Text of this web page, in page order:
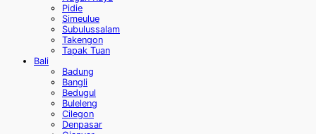
Pidie
Simeulue
Subulussalam
Takengon
Tapak Tuan
Bali
Badung
Bangli
Bedugul
Buleleng
Cilegon
Denpasar